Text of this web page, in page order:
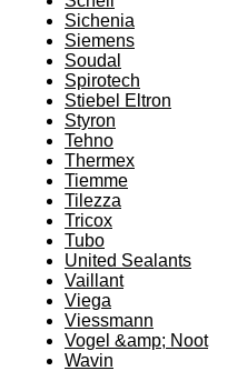
Sichenia
Siemens
Soudal
Spirotech
Stiebel Eltron
Styron
Tehno
Thermex
Tiemme
Tilezza
Tricox
Tubo
United Sealants
Vaillant
Viega
Viessmann
Vogel &amp; Noot
Wavin